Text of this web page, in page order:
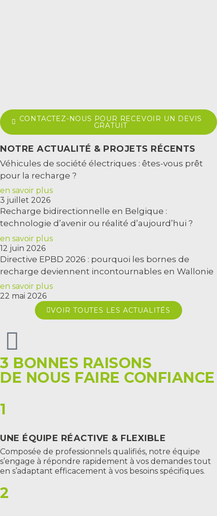
CONTACTEZ-NOUS POUR RECEVOIR UN DEVIS
GRATUIT
NOTRE ACTUALITÉ & PROJETS RÉCENTS
Véhicules de société électriques : êtes-vous prêt
pour la recharge ?
en savoir plus
3 juillet 2026
Recharge bidirectionnelle en Belgique :
technologie d’avenir ou réalité d’aujourd’hui ?
en savoir plus
12 juin 2026
Directive EPBD 2026 : pourquoi les bornes de
recharge deviennent incontournables en Wallonie
en savoir plus
22 mai 2026
VOIR TOUTES LES ACTUALITÉS
3 BONNES RAISONS
DE NOUS FAIRE CONFIANCE
1
UNE ÉQUIPE RÉACTIVE & FLEXIBLE
Composée de professionnels qualifiés, notre équipe
s’engage à répondre rapidement à vos demandes tout
en s’adaptant efficacement à vos besoins spécifiques.
2